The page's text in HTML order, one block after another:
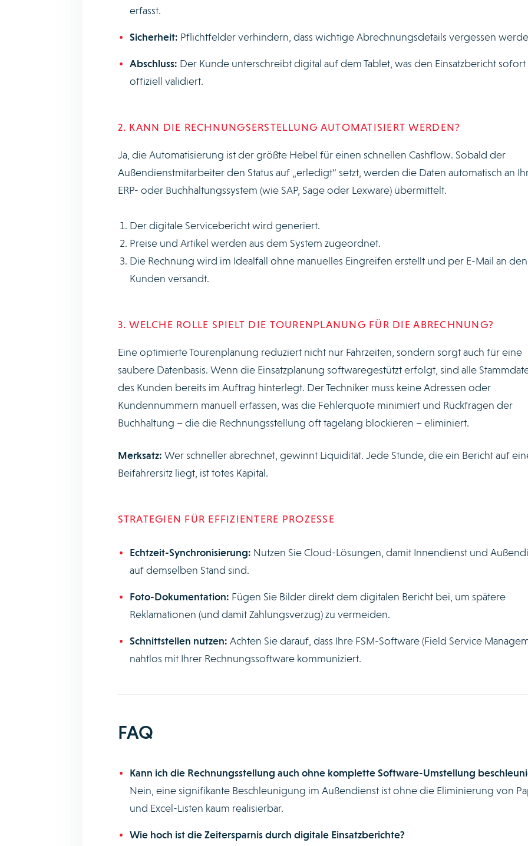
erfasst.
Sicherheit: Pflichtfelder verhindern, dass wichtige Abrechnungsdetails vergessen
Abschluss: Der Kunde unterschreibt digital auf dem Tablet, was den Einsatzbericht sofort
offiziell validiert.
2. KANN DIE RECHNUNGSERSTELLUNG AUTOMATISIERT WERDEN?
Ja, die Automatisierung ist der größte Hebel für einen schnellen Cashflow. Sobald der
Außendienstmitarbeiter den Status auf „erledigt“ setzt, werden die Daten automatisch an
ERP- oder Buchhaltungssystem (wie SAP, Sage oder Lexware) übermittelt.
Der digitale Servicebericht wird generiert.
Preise und Artikel werden aus dem System zugeordnet.
Die Rechnung wird im Idealfall ohne manuelles Eingreifen erstellt und per E-Mail an den
Kunden versandt.
3. WELCHE ROLLE SPIELT DIE TOURENPLANUNG FÜR DIE ABRECHNUNG?
Eine optimierte Tourenplanung reduziert nicht nur Fahrzeiten, sondern sorgt auch für eine
saubere Datenbasis. Wenn die Einsatzplanung softwaregestützt erfolgt, sind alle
des Kunden bereits im Auftrag hinterlegt. Der Techniker muss keine Adressen oder
Kundennummern manuell erfassen, was die Fehlerquote minimiert und Rückfragen der
Buchhaltung – die die Rechnungsstellung oft tagelang blockieren – eliminiert.
Merksatz: Wer schneller abrechnet, gewinnt Liquidität. Jede Stunde, die ein Bericht auf
Beifahrersitz liegt, ist totes Kapital.
STRATEGIEN FÜR EFFIZIENTERE PROZESSE
Echtzeit-Synchronisierung: Nutzen Sie Cloud-Lösungen, damit Innendienst und
auf demselben Stand sind.
Foto-Dokumentation: Fügen Sie Bilder direkt dem digitalen Bericht bei, um spätere
Reklamationen (und damit Zahlungsverzug) zu vermeiden.
Schnittstellen nutzen: Achten Sie darauf, dass Ihre FSM-Software (Field Service
nahtlos mit Ihrer Rechnungssoftware kommuniziert.
FAQ
Kann ich die Rechnungsstellung auch ohne komplette Software-Umstellung
Nein, eine signifikante Beschleunigung im Außendienst ist ohne die Eliminierung von
und Excel-Listen kaum realisierbar.
Wie hoch ist die Zeitersparnis durch digitale Einsatzberichte?